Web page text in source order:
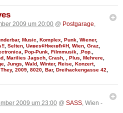
2009 um 20:00 @ Postgarage,
, Music Komplex Punk Wiener,
Selten Uивєs¢Няєιвℓι¢Н Wien Graz
Pop-Punk Filmmusik .Pop.
Marilies Jagsch Crash , Plus Mehrere
Jungs Wald Winter, Reise Konzert,
They, 2009 8020 Bar, Dreihackengasse 42
2009 um 23:00 @ SASS, Wien -